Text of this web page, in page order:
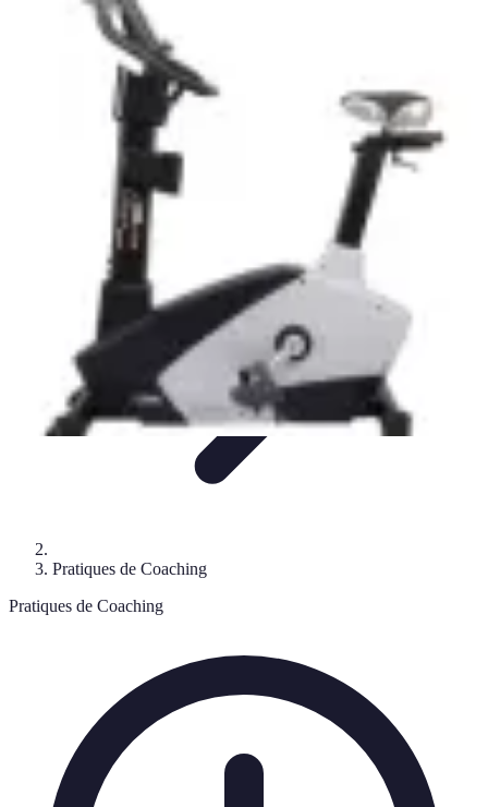
Coaching Training
Évaluation et MéthodesCoaching Training
Coaching Personnel
Coaching Training
Pratiques de Coaching
Pratiques de Coaching